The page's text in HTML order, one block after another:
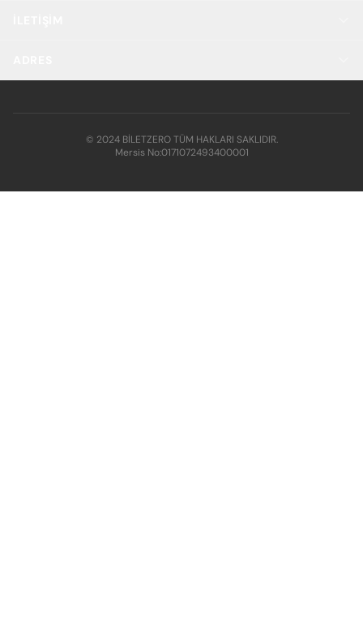
© 2024 BİLETZERO TÜM HAKLARI SAKLIDIR.
Mersis No:0171072493400001